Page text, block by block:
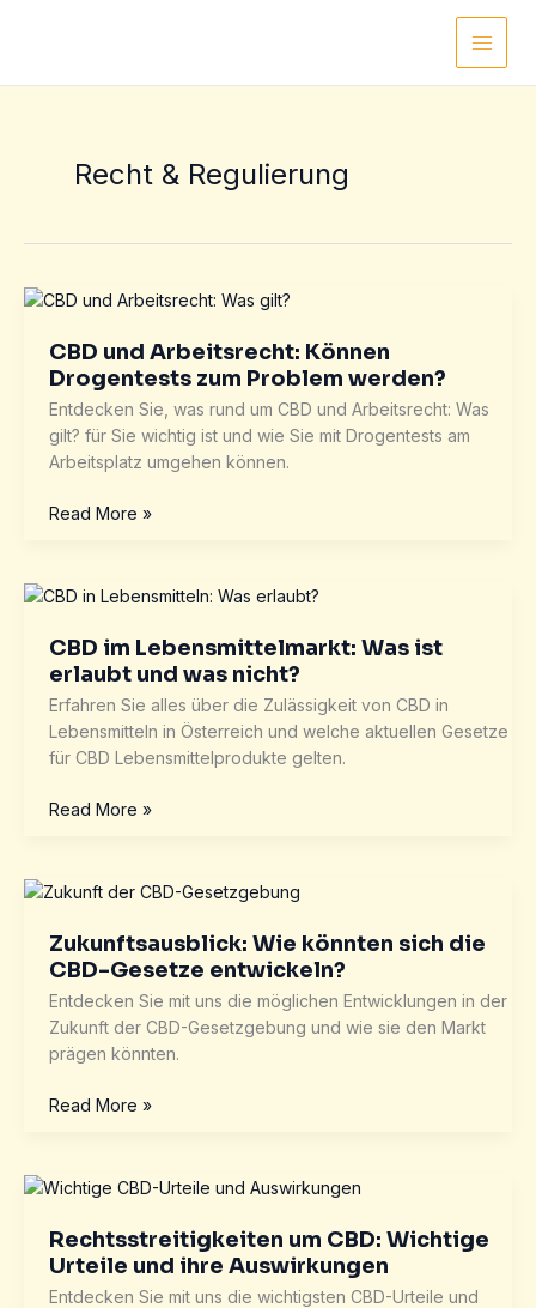
Main
Recht & Regulierung
CBD und Arbeitsrecht: Können
Drogentests zum Problem werden?
Entdecken Sie, was rund um CBD und Arbeitsrecht: Was
gilt? für Sie wichtig ist und wie Sie mit Drogentests am
Arbeitsplatz umgehen können.
CBD
Können
zum
Problem
werden?
Read More »
CBD im Lebensmittelmarkt: Was ist
erlaubt und was nicht?
Erfahren Sie alles über die Zulässigkeit von CBD in
Lebensmitteln in Österreich und welche aktuellen Gesetze
für CBD Lebensmittelprodukte gelten.
CBD
Was
erlaubt
und
was
nicht?
Read More »
Zukunftsausblick: Wie könnten sich die
CBD-Gesetze entwickeln?
Entdecken Sie mit uns die möglichen Entwicklungen in der
Zukunft der CBD-Gesetzgebung und wie sie den Markt
prägen könnten.
Zukunftsausblick:
sich
CBD-
Gesetze
entwickeln?
Read More »
Rechtsstreitigkeiten um CBD: Wichtige
Urteile und ihre Auswirkungen
Entdecken Sie mit uns die wichtigsten CBD-Urteile und